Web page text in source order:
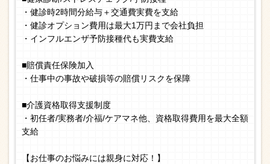
・健診時2時間分給与＋交通費実費を支給
・健診オプション費用は最大1万円まで会社負担
・インフルエンザ予防接種代も実費支給
■賠償責任保険加入
・仕事中の事故や破損等の賠償リスクを保障
■介護資格取得支援制度
・初任者/実務者/介福/ケアマネ他、資格取得費用を最大全額
支給
【お仕事のお悩みには親身に対応！】